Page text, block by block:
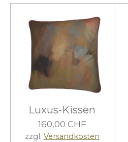
Luxus-Kissen
160,00 CHF
zzgl. Versandkosten